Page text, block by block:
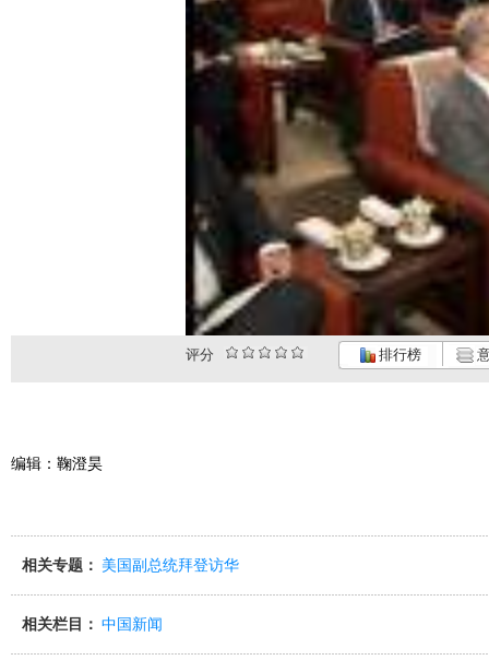
评分 排行榜
编辑：鞠澄昊
相关专题： 美国副总统拜登访华
相关栏目： 中国新闻